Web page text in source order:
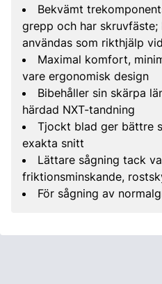
Bekvämt
grepp och har
användas som rikthjälp
Maximal komfort,
vare ergonomisk design
Bibehåller sin skärpa
härdad NXT-tandning
Tjockt blad ger bättre
exakta snitt
Lättare sågning tack
friktionsminskande,
För sågning av